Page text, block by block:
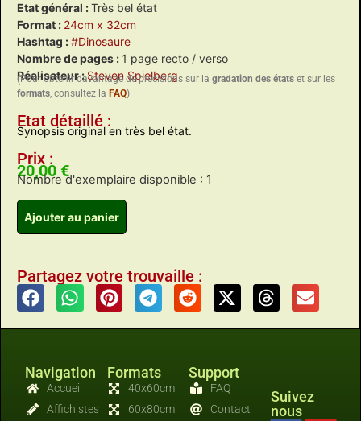
Etat général :Très bel état
Format : 24cm x 32cm
Hashtag :#Dinosaure
Nombre de pages : 1 page recto / verso
Réalisateur :Steven Spielberg
(Pour obtenir davantage de précisions sur la gradation des états et sur les
formats, consultez la FAQ)
Etat détaillé :
Synopsis original en très bel état.
Prix :
20,00 €
Nombre d'exemplaire disponible : 1
Ajouter au panier
Partagez votre trouvaille :
Navigation
Accueil
Affichistes
Formats
40x60cm
60x80cm
Support
FAQ
Contact
Suivez
nous